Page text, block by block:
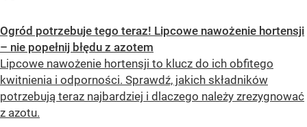
Ogród potrzebuje tego teraz! Lipcowe nawożenie hortensji
– nie popełnij błędu z azotem
Lipcowe nawożenie hortensji to klucz do ich obfitego
kwitnienia i odporności. Sprawdź, jakich składników
potrzebują teraz najbardziej i dlaczego należy zrezygnować
z azotu.